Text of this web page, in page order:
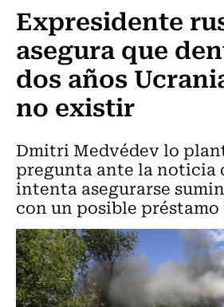
Expresidente
asegura que
dos años
no existir
Dmitri Medvédev lo
pregunta ante la noticia
intenta asegurarse
con un posible préstamo